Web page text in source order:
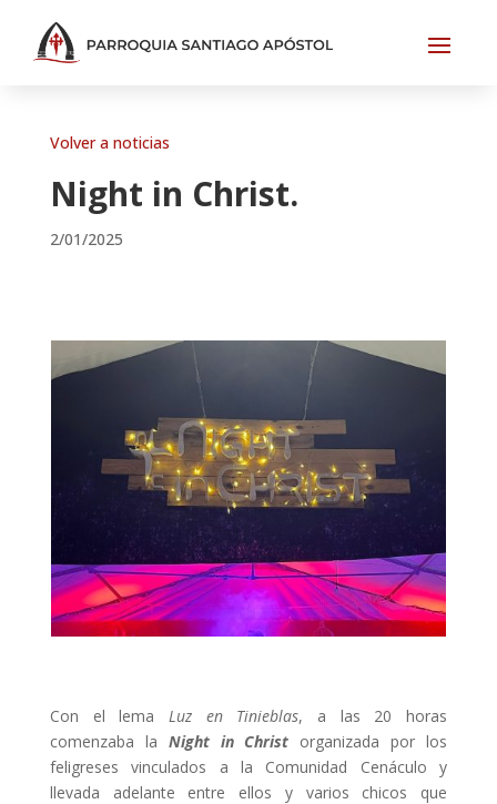
Volver a noticias
Night in Christ.
2/01/2025
Con el lema Luz en Tinieblas, a las 20 horas
comenzaba la Night in Christ organizada por los
feligreses vinculados a la Comunidad Cenáculo y
llevada adelante entre ellos y varios chicos que